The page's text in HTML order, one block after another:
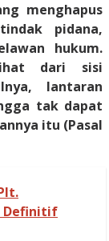
menghapus
pidana,
hukum.
dari sisi
lantaran
tak dapat
itu (Pasal
Definitif